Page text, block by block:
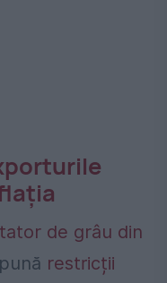
de grâu din
restricții